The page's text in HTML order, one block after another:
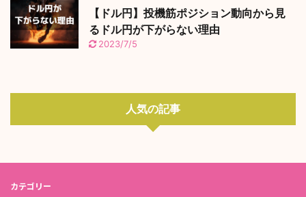
【ドル円】投機筋ポジション動向から見
るドル円が下がらない理由
2023/7/5
人気の記事
カテゴリー